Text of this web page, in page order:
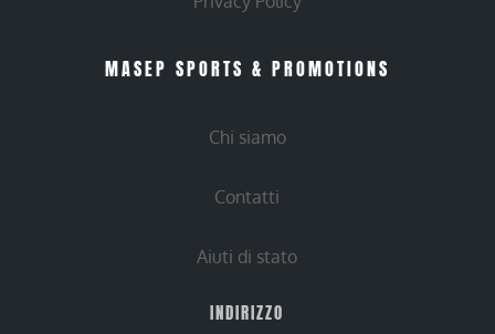
MASEP SPORTS & PROMOTIONS
Chi siamo
Contatti
Aiuti di stato
INDIRIZZO